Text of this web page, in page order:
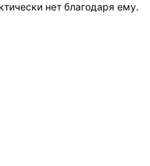
нет благодаря ему.